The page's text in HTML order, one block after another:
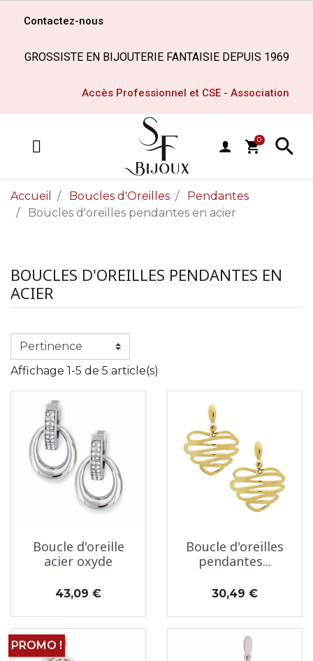
Contactez-nous
GROSSISTE EN BIJOUTERIE FANTAISIE DEPUIS 1969
Accès Professionnel et CSE - Association
shopping_cart
0 
Accueil Boucles d'Oreilles
Pendantes
Boucles d'oreilles pendantes en acier
BOUCLES D'OREILLES PENDANTES EN
ACIER
Affichage 1-5 de 5 article(s)
Boucle d'oreille
acier oxyde
Prix
43,09 €
Boucle d'oreilles
pendantes...
Prix
30,49 €
PROMO !